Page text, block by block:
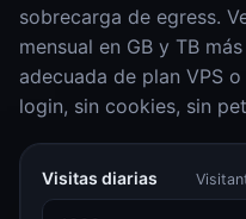
sobrecarga de egress.
mensual en GB y TB
adecuada de plan VPS
login, sin cookies, sin
Visitas diarias